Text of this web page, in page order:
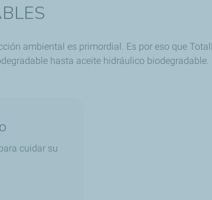
ambiental es primordial. Es por eso que
hasta aceite hidráulico biodegradable.
cuidar su